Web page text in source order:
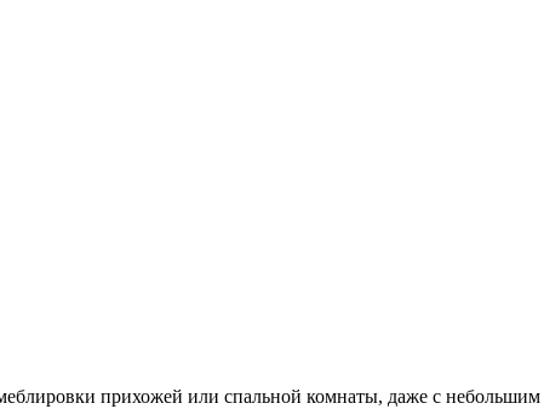
прихожей или спальной комнаты, даже с